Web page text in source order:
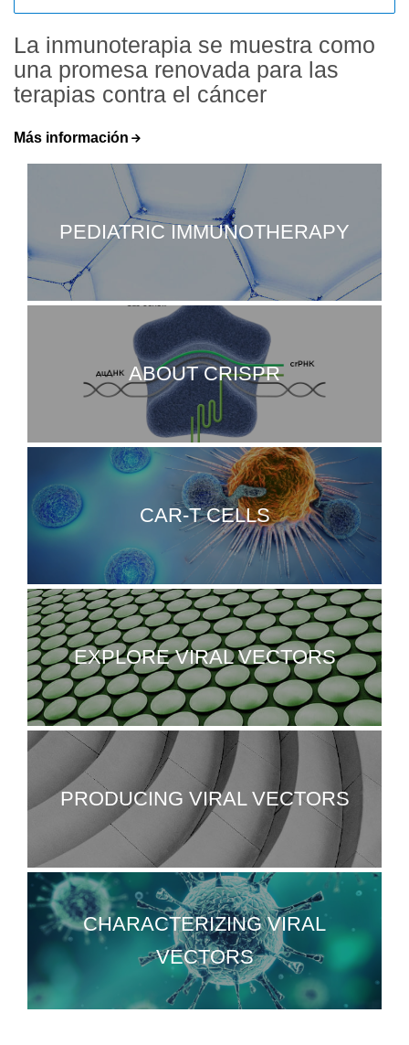
La inmunoterapia se muestra como
una promesa renovada para las
terapias contra el cáncer
Más información
PEDIATRIC IMMUNOTHERAPY
ABOUT CRISPR
CAR-T CELLS
EXPLORE VIRAL VECTORS
PRODUCING VIRAL VECTORS
CHARACTERIZING VIRAL
VECTORS